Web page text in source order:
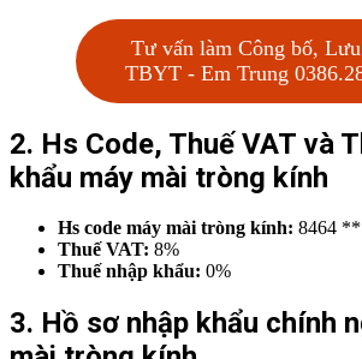
Tư vấn làm Công bố,
TBYT - Em Trung
2. Hs Code, Thuế VAT và
khẩu máy mài tròng kính
Hs code máy mài tròng kính: 8464
Thuế VAT: 8%
Thuế nhập khẩu: 0%
3. Hồ sơ nhập khẩu chính